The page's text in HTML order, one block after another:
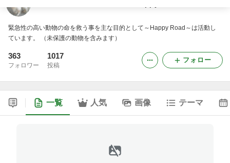
緊急性の高い動物の命を救う事を主な目的として～Happy Road～は活動し
ています。 （未保護の動物を含みます）
363
フォロワー
1017
投稿
フォロー
一覧 人気 画像 テーマ